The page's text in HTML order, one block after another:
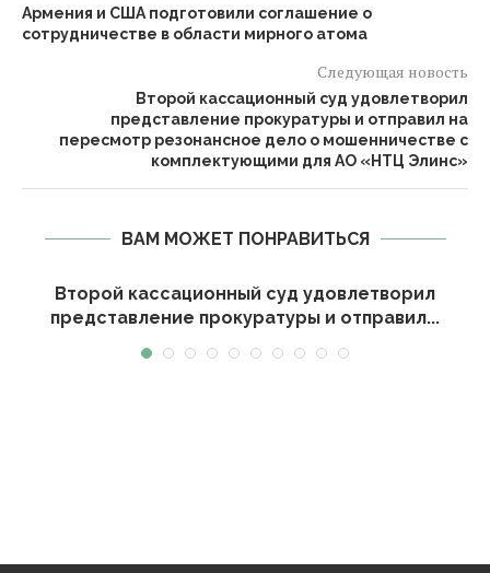
Армения и США подготовили соглашение о
сотрудничестве в области мирного атома
Следующая новость
Второй кассационный суд удовлетворил
представление прокуратуры и отправил на
пересмотр резонансное дело о мошенничестве с
комплектующими для АО «НТЦ Элинс»
ВАМ МОЖЕТ ПОНРАВИТЬСЯ
Второй кассационный суд удовлетворил
представление прокуратуры и отправил...